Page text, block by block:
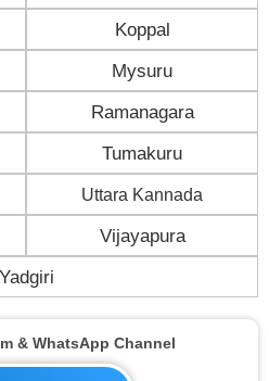
Koppal
Mysuru
Ramanagara
Tumakuru
Uttara Kannada
Vijayapura
Yadgiri
& WhatsApp Channel